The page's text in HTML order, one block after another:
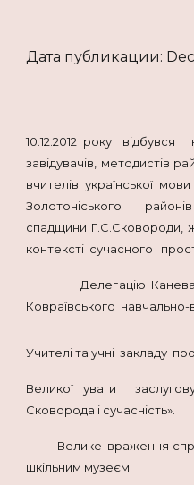
Дата публикации: Dec
10.12.2012 року
завідувачів, методистів
вчителів української
Золотоніського
спадщини
контексті сучасного
Делегацію Канева
Ковраївського
Учителі та учні закладу
Великої уваги
Сковорода і сучасність».
Велике враження
шкільним музеєм.